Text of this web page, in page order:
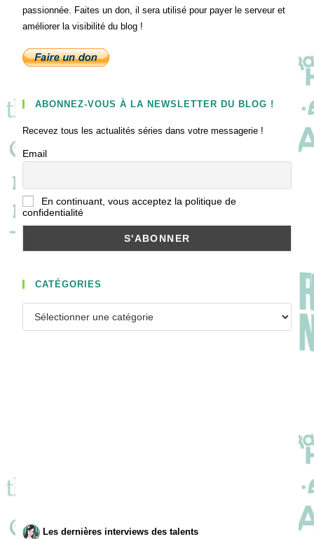
passionnée. Faites un don, il sera utilisé pour payer le serveur et
améliorer la visibilité du blog !
ABONNEZ-VOUS À LA NEWSLETTER DU BLOG !
Recevez tous les actualités séries dans votre messagerie !
Email
En continuant, vous acceptez la politique de
confidentialité
CATÉGORIES
Les dernières interviews des talents